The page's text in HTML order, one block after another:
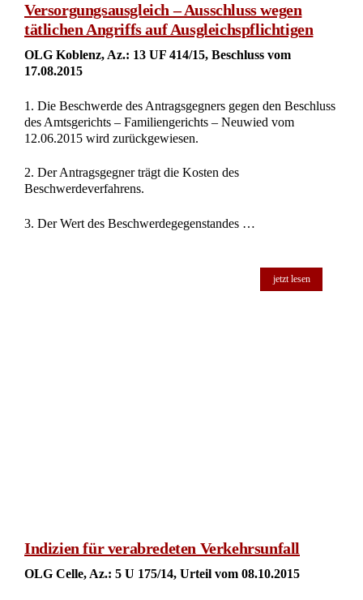
Versorgungsausgleich – Ausschluss wegen
tätlichen Angriffs auf Ausgleichspflichtigen
OLG Koblenz, Az.: 13 UF 414/15, Beschluss vom
17.08.2015
1. Die Beschwerde des Antragsgegners gegen den Beschluss
des Amtsgerichts – Familiengerichts – Neuwied vom
12.06.2015 wird zurückgewiesen.
2. Der Antragsgegner trägt die Kosten des
Beschwerdeverfahrens.
3. Der Wert des Beschwerdegegenstandes …
jetzt lesen
Indizien für verabredeten Verkehrsunfall
OLG Celle, Az.: 5 U 175/14, Urteil vom 08.10.2015